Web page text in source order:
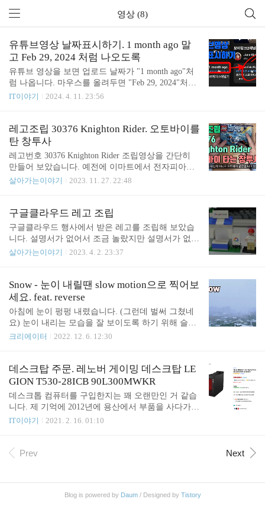
영상 (8)
유튜브영상 날짜표시하기. 1 month ago 말
고 Feb 29, 2024 처럼 나오도록
유튜브 영상을 보면 업로드 날짜가 "1 month ago"처
럼 나옵니다. 마우스를 올려두면 "Feb 29, 2024"처럼
실제 업로드 날짜가 나오는데요. 마우스를 올려두지
텐션을 설치하면 됩니다. https://chromewebstore.googl
e.com/detail/show-youtube-video-upload/amdebbajoolgb
bgdhdnkhmgkkdlbkdgi Show YouTube Video Upload D
ate Show video upload dates on the YouTube video pag
e. chromewebstore.google.com 설치하고 유튜브영상 ..
IT이야기 2024. 4. 11. 23:56
레고조립 30376 Knighton Rider. 오토바이를
탄 창투사
레고번호 30376 Knighton Rider 조립영상을 간단히
만들어 보았습니다. 예전에 이마트에서 전자피아노
구입 후 증정품으로 받았던 레고를 조립해 보았습니
살아가는이야기 2023. 11. 27. 22:48
구글클라우드 레고 조립
구글클라우드 행사에서 받은 레고를 조립해 보았습
니다. 설명서가 없어서 조금 놀랐지만 설명서가 없어
도 조립하는데 큰 어려움은 없었습니다. 하지만 조립
핫이슈인 AI와 관련된 내용이었습니다. 요즘 OpenAI
의 ChatGPT를 시작으로 AI유행이 시작된 거 같습니
다. 사실 이전까지는 구글이 AI기술을 선도하고 있다
고 생각했었는데 갑자기 MS가 ChatGPT를 가지고 열
심히 노를 젓고 있는 거 같습니다. 구글도 가만히 있
지는 않겠죠? 알파고 때 보여주였던 놀라움을 다시
기업들도 파이팅입니다.
살아가는이야기 2023. 4. 2. 23:37
Snow - 눈이 내릴땐 slow motion으로 찍어보
세요. feat. reverse
아침에 눈이 펑펑 내렸습니다. (그런데 벌써 그쳤네
요) 눈이 내리는 모습을 잘 보이도록 하기 위해 슬로
모션으로 영상을 촬영해 보았습니다. 그리고 눈이 올
북으로 옮겨서 iMovie에서 reverse를 적용해서 추출한
다음 다시 휴대폰으로 옮겨서 편집했습니다. 음악과
필터를 입혀주었습니다. 음악은 보통 볼륨 50% 정도
로 줄여서 사용하는 편입니다. (참고로 대화가 들어
가면 10% 정도로 줄이는 편) 색상이 칙칙해서 약간
푸르스름하게 나오도록 필터를 적용했습니다. 느린
주었습니다.
크리에이터 2022. 12. 6. 12:30
데스크탑 주문. 레노버 게이밍 데스크탑 LE
GION T530-28ICB 90L300MWKR
데스크톱 컴퓨터를 구입한지는 꽤 오랜만인 거 같습
니다. 제 기억에 2012년에 용산에서 부품을 사다가
조립한 이후로 제가 쓸 데스크톱을 구입한 건 처음입
더군요. 그래픽 카드 정보 조사하는데도 오랜 시간이
컴퓨터 가격이 제가 직접 조립하는 거보다 저렴할 거
IT이야기 2021. 2. 16. 01:10
Prev Next
Blog is powered by Daum/ Designed by Tistory